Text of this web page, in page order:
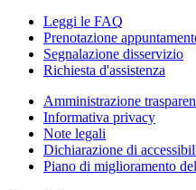
Leggi le FAQ
Prenotazione
Segnalazione disservizio
Richiesta d'assistenza
Amministrazione
Informativa privacy
Note legali
Dichiarazione di
Piano di miglioramento